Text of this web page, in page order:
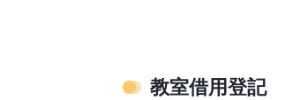
教室借用登記